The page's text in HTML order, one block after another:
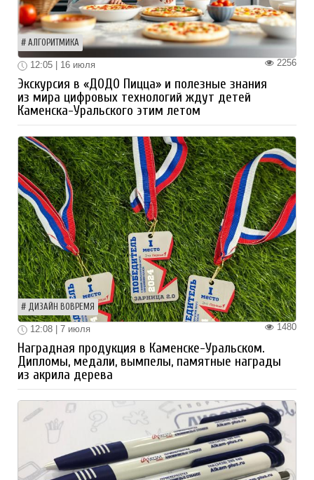
АЛГОРИТМИКА
2256
12:05 | 16 июля
Экскурсия в «ДОДО Пицца» и полезные знания
из мира цифровых технологий ждут детей
Каменска-Уральского этим летом
ДИЗАЙН ВОВРЕМЯ
1480
12:08 | 7 июля
Наградная продукция в Каменске-Уральском.
Дипломы, медали, вымпелы, памятные награды
из акрила дерева